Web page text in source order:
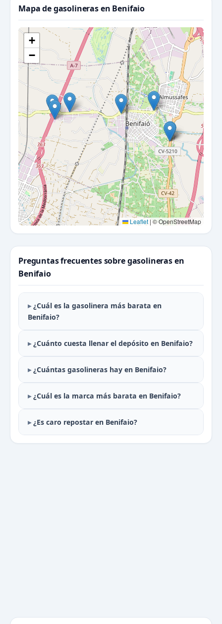
Mapa de gasolineras en Benifaio
+
−
Leaflet |© OpenStreetMap
Preguntas frecuentes sobre gasolineras en
Benifaio
¿Cuál es la gasolinera más barata en
Benifaio?
¿Cuánto cuesta llenar el depósito en Benifaio?
¿Cuántas gasolineras hay en Benifaio?
¿Cuál es la marca más barata en Benifaio?
¿Es caro repostar en Benifaio?